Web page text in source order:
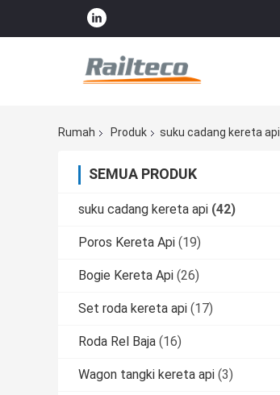
Rumah Produk suku cadang kereta api
SEMUA PRODUK
suku cadang kereta api (42)
Poros Kereta Api (19)
Bogie Kereta Api (26)
Set roda kereta api (17)
Roda Rel Baja (16)
Wagon tangki kereta api (3)